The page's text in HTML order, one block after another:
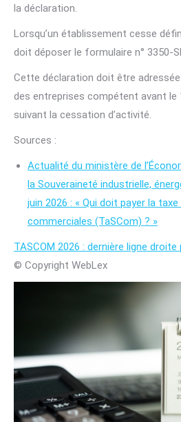
la déclaration.
Lorsqu’un établissement cesse
doit déposer le formulaire n° 3350-
Cette déclaration doit être
des entreprises compétent avant le
suivant la cessation d’activité.
Sources :
Actualité du ministère de
la Souveraineté industrielle,
juin 2026 : « Qui doit payer la
commerciales (TaSCom) ? »
TASCOM 2026 : dernière ligne
© Copyright WebLex